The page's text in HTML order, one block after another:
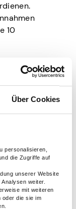
Über Cookies
personalisieren,
die Zugriffe auf
unserer Website
weiter.
mit weiteren
oder die sie im
10
Ihren
zum
Sprint
5 $ wird